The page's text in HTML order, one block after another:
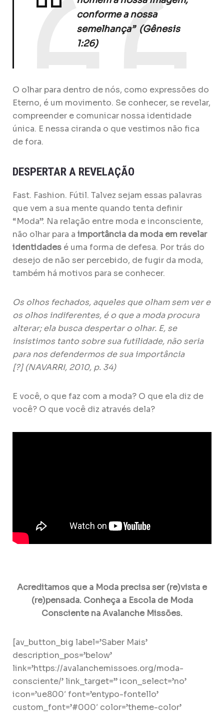
conforme a nossa
semelhança” (Gênesis
1:26)
O olhar para dentro de nós, como expressões do
Eterno, é um movimento. Se conhecer, se revelar,
compreender e comunicar nossa identidade
única. E nessa ciranda o que vestimos não fica
de fora.
DESPERTAR A REVELAÇÃO
Fast. Fashion. Fútil. Talvez sejam essas palavras
que vem a sua mente quando tenta definir
“Moda”. Na relação entre moda e inconsciente,
não olhar para a importância da moda em revelar
identidades é uma forma de defesa. Por trás do
desejo de não ser percebido, de fugir da moda,
também há motivos para se conhecer.
Os olhos fechados, aqueles que olham sem ver e
os olhos indiferentes, é o que a moda procura
alterar; ela busca despertar o olhar. E, se
insistimos tanto sobre sua futilidade, não seria
para nos defendermos de sua importância
[?] (NAVARRI, 2010, p. 34)
E você, o que faz com a moda? O que ela diz de
você? O que você diz através dela?
Acreditamos que a Moda precisa ser (re)vista e
(re)pensada. Conheça a Escola de Moda
Consciente na Avalanche Missões.
[av_button_big label=’Saber Mais’
description_pos=’below’
link=’https://avalanchemissoes.org/moda-
consciente/’ link_target=” icon_select=’no’
icon=’ue800′ font=’entypo-fontello’
custom_font=’#000′ color=’theme-color’